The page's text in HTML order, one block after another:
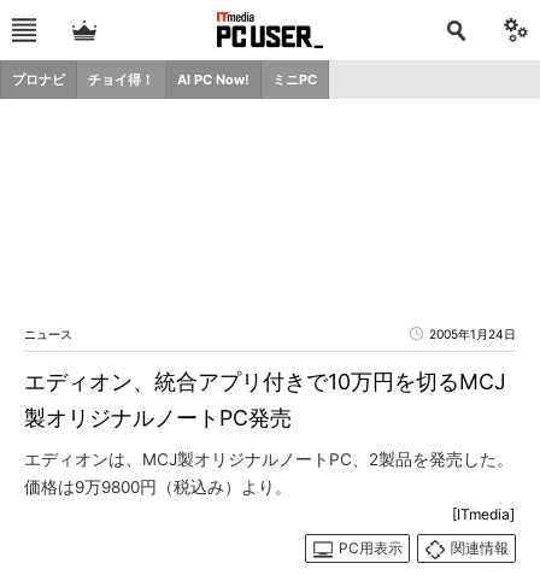
プロナビ チョイ得！ AI PC Now! ミニPC
ニュース 2005年1月24日
エディオン、統合アプリ付きで10万円を切るMCJ
製オリジナルノートPC発売
エディオンは、MCJ製オリジナルノートPC、2製品を発売した。
価格は9万9800円（税込み）より。
[ITmedia]
PC用表示
関連情報